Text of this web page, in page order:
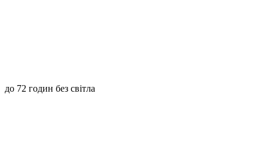
до 72 годин без світла